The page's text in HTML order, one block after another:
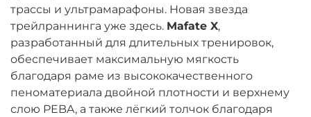
трассы и ультрамарафоны. Новая звезда
трейлраннинга уже здесь. Mafate X,
разработанный для длительных тренировок,
обеспечивает максимальную мягкость
благодаря раме из высококачественного
пеноматериала двойной плотности и верхнему
слою PEBA, а также лёгкий толчок благодаря